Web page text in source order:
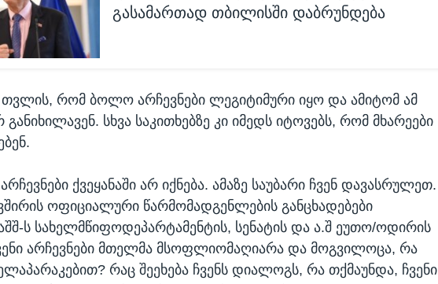
გასამართად თბილისში დაბრუნდება
რომ ბოლო არჩევნები ლეგიტიმური იყო და ამიტომ ამ
განიხილავენ. სხვა საკითხებზე კი იმედს იტოვებს, რომ მხარეები
ქვეყანაში არ იქნება. ამაზე საუბარი ჩვენ დავასრულეთ.
ოფიციალური წარმომადგენლების განცხადებები
ს სახელმწიფოდეპარტამენტის, სენატის და ა.შ ეუთო/ოდირის
არჩევნები მთელმა მსოფლიომაღიარა და მოგვილოცა, რა
რაც შეეხება ჩვენს დიალოგს, რა თქმაუნდა, ჩვენი